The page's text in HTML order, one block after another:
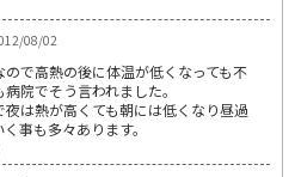
08/02
で高熱の後に体温が低くなっても不
院でそう言われました。
は熱が高くても朝には低くなり昼過
事も多々あります。